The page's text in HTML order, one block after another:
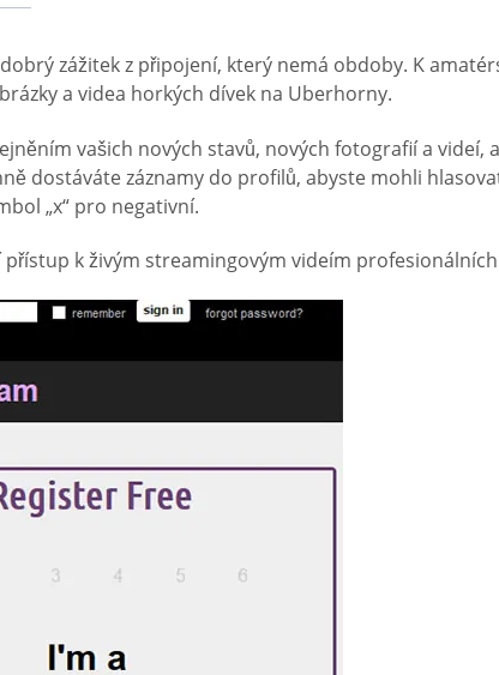
zážitek z připojení, který nemá obdoby. K
a videa horkých dívek na Uberhorny.
vašich nových stavů, nových fotografií a videí,
dostáváte záznamy do profilů, abyste mohli
„x“ pro negativní.
k živým streamingovým videím